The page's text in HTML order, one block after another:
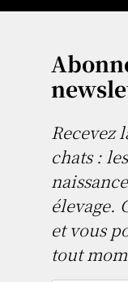
Recevez
chats :
élevage.
et vous
tout